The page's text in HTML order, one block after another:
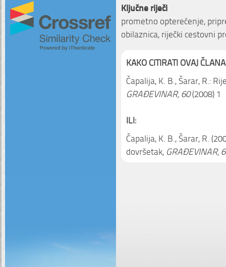
Ključne riječi
prometno opterećenje,
obilaznica, riječki cestovni
KAKO CITIRATI OVAJ
Čapalija, K. B., Šarar, R.:
GRAĐEVINAR, 60(2008) 1
ILI:
Čapalija, K. B., Šarar, R.
dovršetak, GRAĐEVINAR,